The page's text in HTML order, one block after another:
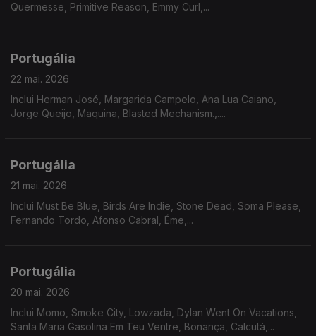
Quermesse, Primitive Reason, Emmy Curl,...
Portugália
22 mai. 2026
Inclui Herman José, Margarida Campelo, Ana Lua Caiano,
Jorge Queijo, Maquina, Blasted Mechanism.,....
Portugália
21 mai. 2026
Inclui Must Be Blue, Birds Are Indie, Stone Dead, Soma Please,
Fernando Tordo, Afonso Cabral, Éme,...
Portugália
20 mai. 2026
Inclui Momo, Smoke City, Lowzada, Dylan Went On Vacations,
Santa Maria Gasolina Em Teu Ventre, Bonança, Calcutá,...